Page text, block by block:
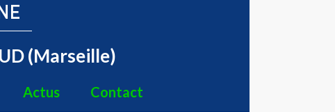
(Marseille)
Actus Contact